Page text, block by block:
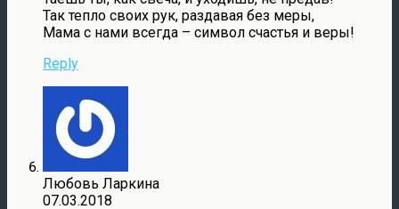
Так тепло своих рук, раздавая без меры,
Мама с нами всегда – символ счастья и веры!
Reply
Любовь Ларкина
07.03.2018